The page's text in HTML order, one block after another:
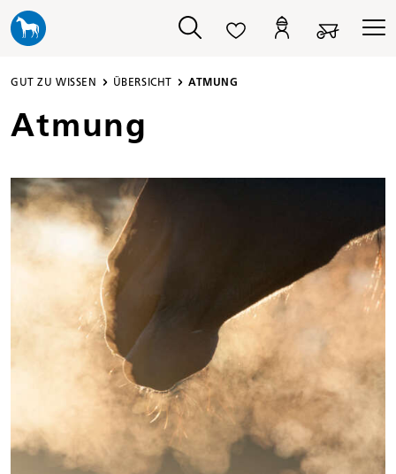
springen
GUT ZU WISSEN ÜBERSICHT ATMUNG
Atmung